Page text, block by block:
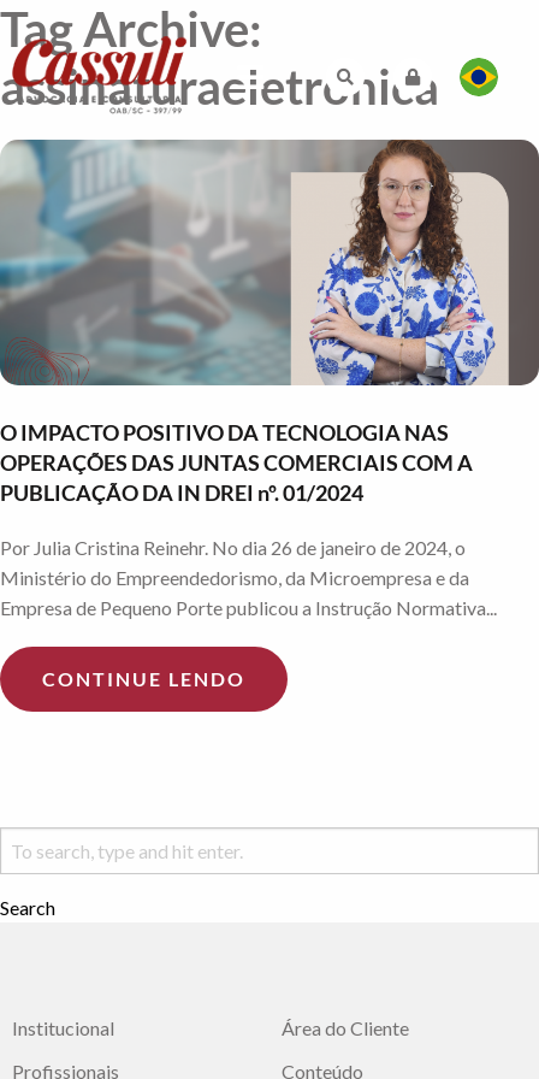
Tag Archive:
assinaturaeletronica
O IMPACTO POSITIVO DA TECNOLOGIA NAS
OPERAÇÕES DAS JUNTAS COMERCIAIS COM A
PUBLICAÇÃO DA IN DREI nº. 01/2024
Por Julia Cristina Reinehr. No dia 26 de janeiro de 2024, o
Ministério do Empreendedorismo, da Microempresa e da
Empresa de Pequeno Porte publicou a Instrução Normativa...
CONTINUE LENDO
Search
Institucional
Profissionais
Área do Cliente
Conteúdo